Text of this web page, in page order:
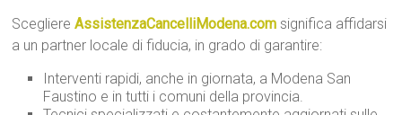
ScegliereAssistenzaCancelliModena.com significa affidarsi
a un partner locale di fiducia, in grado di garantire:
Interventi rapidi, anche in giornata, a Modena San
Faustino e in tutti i comuni della provincia.